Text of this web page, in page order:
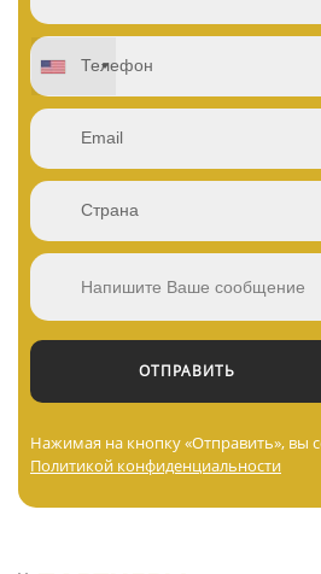
Нажимая на кнопку «Отправить», вы
Политикой конфиденциальности